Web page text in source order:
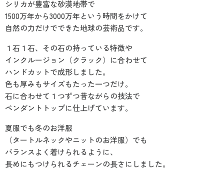
シリカが豊富な砂漠地帯で
1500万年から3000万年という時間をかけて
自然の力だけでできた地球の芸術品です。
１石１石、その石の持っている特徴や
インクルージョン（クラック）に合わせて
ハンドカットで成形しました。
色も厚みもサイズもたった一つだけ。
石に合わせて１つずつ昔ながらの技法で
ペンダントトップに仕上げています。
夏服でも冬のお洋服
（タートルネックやニットのお洋服）でも
バランスよく着けられるように、
長めにもつけられるチェーンの長さにしました。